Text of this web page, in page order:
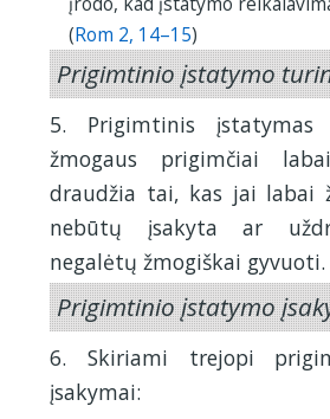
(Rom 2, 14–15)
Prigimtinio įstatymo
5. Prigimtinis
žmogaus prigimčiai
draudžia tai, kas jai labai
nebūtų įsakyta ar
negalėtų žmogiškai gyvuoti.
Prigimtinio įstatymo
6. Skiriami trejopi
įsakymai: